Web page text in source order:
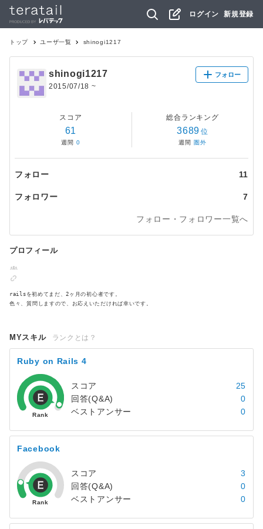
ログイン 新規登録
トップ ユーザ一覧 shinogi1217
shinogi1217
2015/07/18 ~
フォロー
スコア
61
週間 0
総合ランキング
3689 位
週間 圏外
フォロー 11
フォロワー 7
フォロー・フォロワー一覧へ
プロフィール
railsを初めてまだ、2ヶ月の初心者です。
色々、質問しますので、お応えいただければ幸いです。
MYスキル ランクとは？
Ruby on Rails 4
スコア
25
回答(Q&A)
0
ベストアンサー
0
Facebook
スコア
3
回答(Q&A)
0
ベストアンサー
0